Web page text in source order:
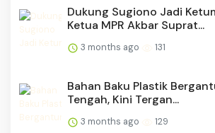
Dukung Sugiono Jadi
Ketua MPR Akbar Suprat...
3 months ago 131
Bahan Baku Plastik
Tengah, Kini Tergan...
3 months ago 129